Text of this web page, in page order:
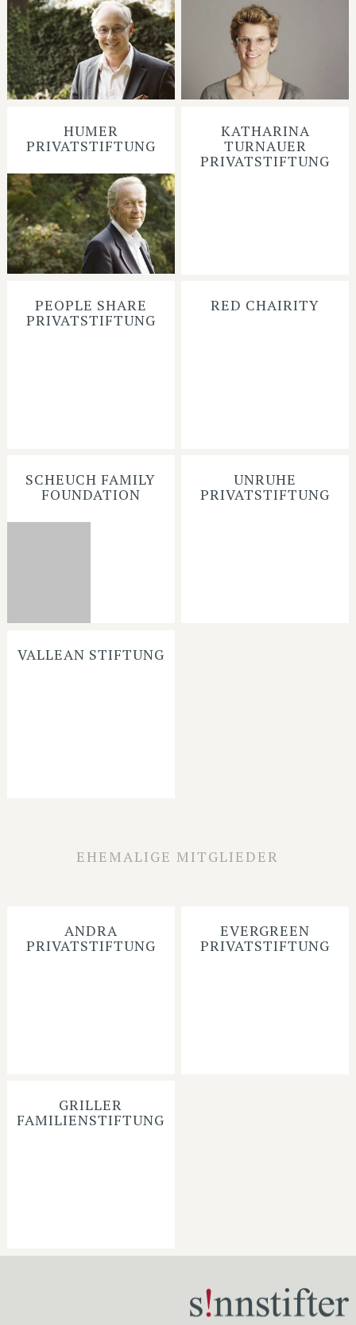
HUMER
PRIVATSTIFTUNG
KATHARINA
TURNAUER
PRIVATSTIFTUNG
PEOPLE SHARE
PRIVATSTIFTUNG
RED CHAIRITY
SCHEUCH FAMILY
FOUNDATION
UNRUHE
PRIVATSTIFTUNG
VALLEAN STIFTUNG
EHEMALIGE MITGLIEDER
ANDRA
PRIVATSTIFTUNG
EVERGREEN
PRIVATSTIFTUNG
GRILLER
FAMILIENSTIFTUNG